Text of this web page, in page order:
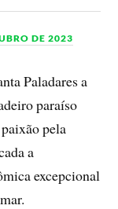
DE 2023
Paladares a
paraíso
pela
a
excepcional